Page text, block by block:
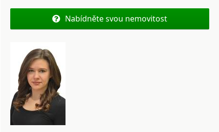
Nabídněte svou nemovitost